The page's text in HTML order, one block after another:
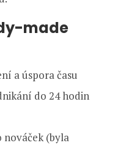
made
a úspora času
do 24 hodin
(byla